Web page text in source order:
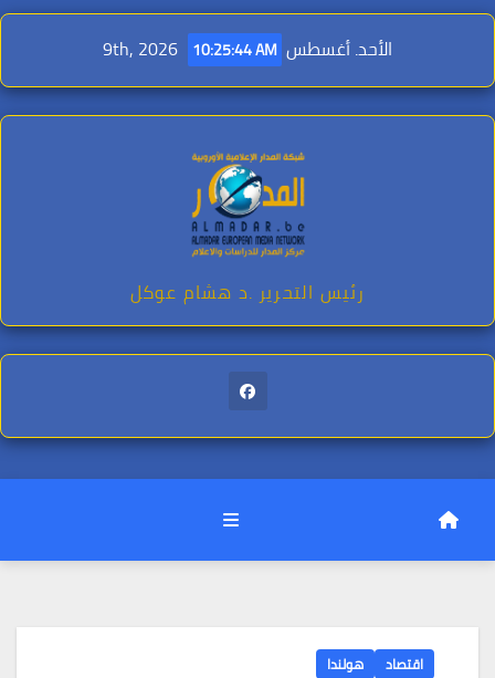
Skip
content
الأحد. أغسطس 9th, 2026 10:25:46 AM
رئيس التحرير .د هشام عوكل
اقتصاد هولندا